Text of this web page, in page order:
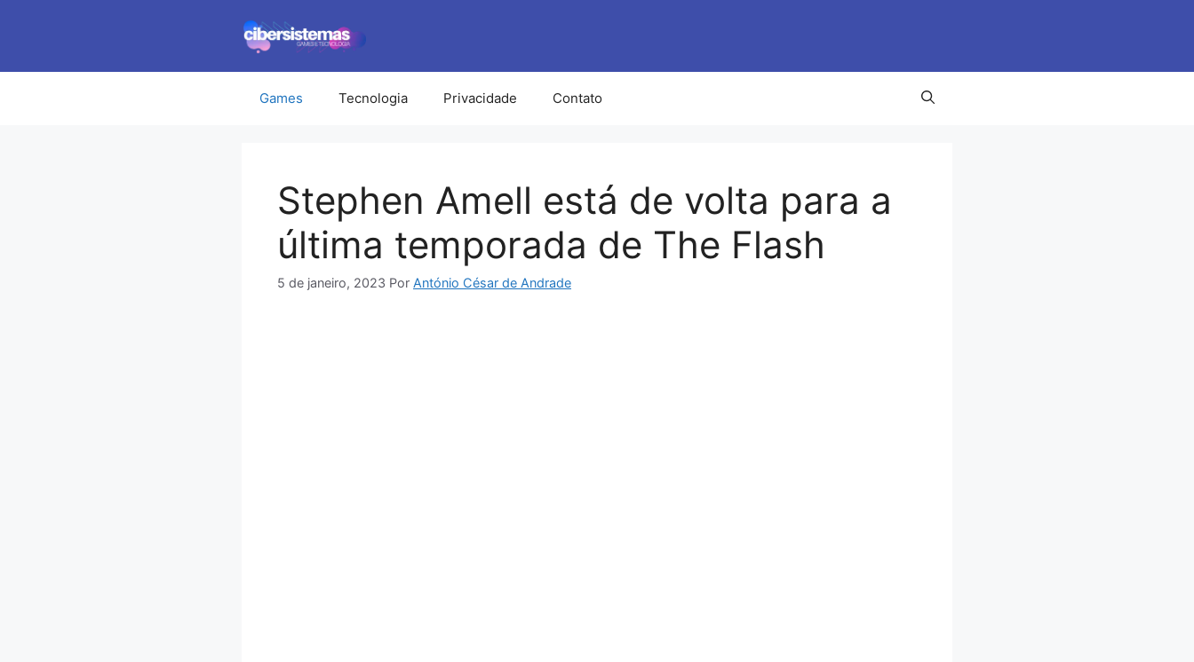
conteúdo
Games Tecnologia Privacidade Contato
Stephen Amell está de volta para a
última temporada de The Flash
5 de janeiro, 2023 Por António César de Andrade